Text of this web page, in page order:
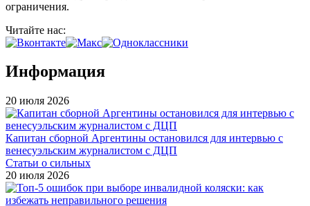
ограничения.
Читайте нас:
Информация
20 июля 2026
Капитан сборной Аргентины остановился для интервью с
венесуэльским журналистом с ДЦП
Статьи о сильных
20 июля 2026